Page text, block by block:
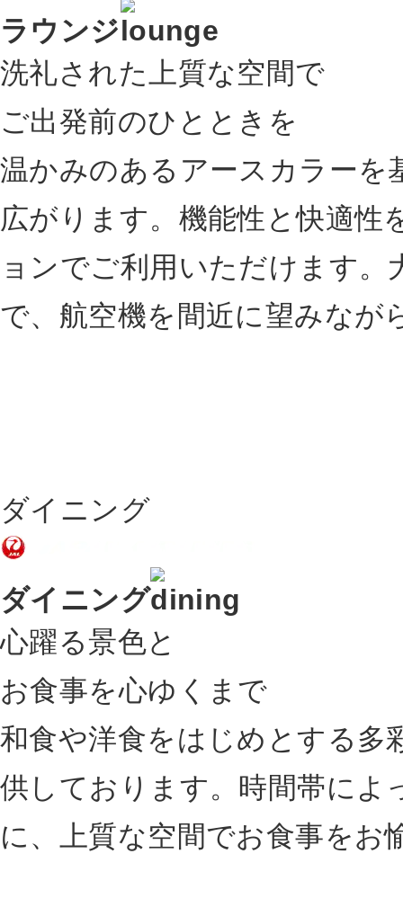
ラウンジ
洗礼された上質な空間で
ご出発前のひとときを
温かみのあるアースカラー
広がります。機能性と快適性
ョンでご利用いただけます
で、航空機を間近に望みなが
ダイニング
ダイニング
心躍る景色と
お食事を心ゆくまで
和食や洋食をはじめとする多
供しております。時間帯によ
に、上質な空間でお食事をお